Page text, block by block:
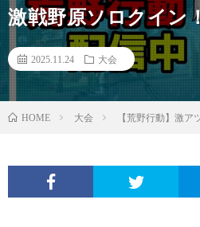
激戦野原ソロクイン
2025.11.24 大会
HOME 大会 【荒野行動】激